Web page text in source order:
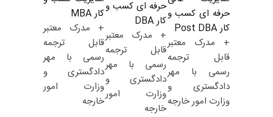
حرفه ای کسب و
کار Post DBA
+ مدرک معتبر
قابل ترجمه
رسمی با مهر
دادگستری و
وزارت امور خارجه
حرفه ای کسب و
کار DBA
+ مدرک معتبر
قابل ترجمه
رسمی با مهر
دادگستری و
وزارت امور
خارجه
کار MBA
+ مدرک معتبر
قابل ترجمه
رسمی با مهر
دادگستری و
وزارت امور
خارجه